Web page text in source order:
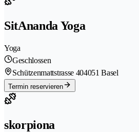
SitAnanda Yoga
Yoga
Geschlossen
Schützenmattstrasse 404051 Basel
Termin reservieren
skorpiona